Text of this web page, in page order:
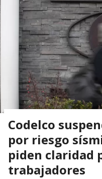
Codelco
por riesgo
piden claridad
trabajadores